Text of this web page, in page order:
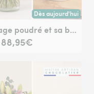
Dès aujourd'hui
Livraison dès
Nuage poudré et sa bougie parfumée
88,95€